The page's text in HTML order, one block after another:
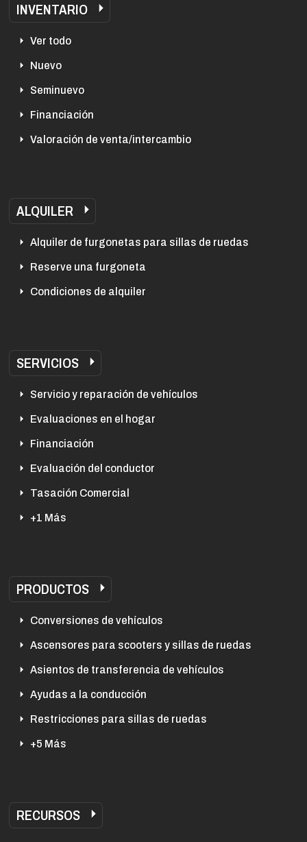
INVENTARIO
Ver todo
Nuevo
Seminuevo
Financiación
Valoración de venta/intercambio
ALQUILER
Alquiler de furgonetas para sillas de ruedas
Reserve una furgoneta
Condiciones de alquiler
SERVICIOS
Servicio y reparación de vehículos
Evaluaciones en el hogar
Financiación
Evaluación del conductor
Tasación Comercial
+1 Más
PRODUCTOS
Conversiones de vehículos
Ascensores para scooters y sillas de ruedas
Asientos de transferencia de vehículos
Ayudas a la conducción
Restricciones para sillas de ruedas
+5 Más
RECURSOS